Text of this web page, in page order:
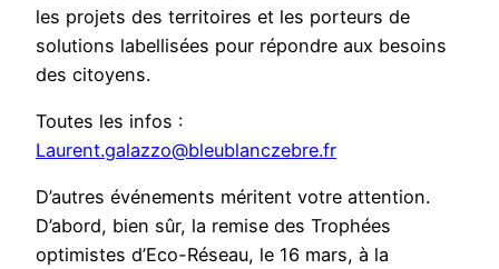
les projets des territoires et les porteurs de
solutions labellisées pour répondre aux besoins
des citoyens.
Toutes les infos :
Laurent.galazzo@bleublanczebre.fr
D’autres événements méritent votre attention.
D’abord, bien sûr, la remise des Trophées
optimistes d’Eco-Réseau, le 16 mars, à la